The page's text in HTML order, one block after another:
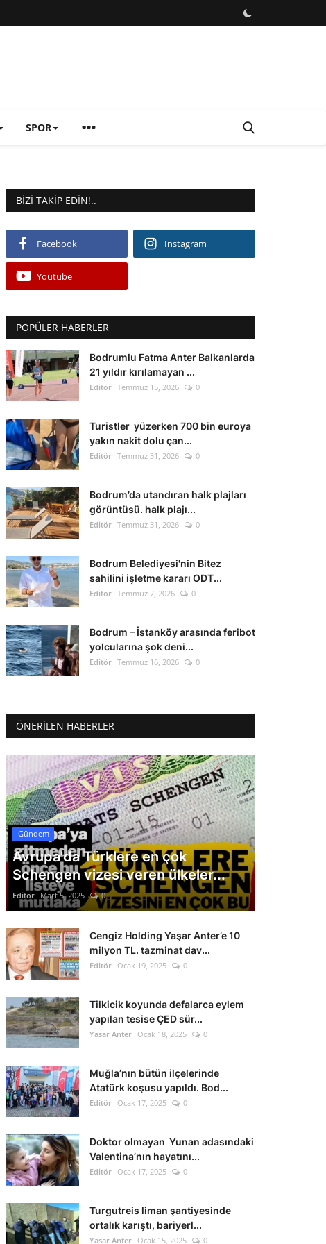
SPOR
BIZI TAKIP EDIN!..
Facebook Instagram
Youtube
POPÜLER HABERLER
Bodrumlu Fatma Anter Balkanlarda
21 yıldır kırılamayan ...
Editör Temmuz 15, 2026 0
Turistler yüzerken 700 bin euroya
yakın nakit dolu çan...
Editör Temmuz 31, 2026 0
Bodrum’da utandıran halk plajları
görüntüsü. halk plajı...
Editör Temmuz 31, 2026 0
Bodrum Belediyesi'nin Bitez
sahilini işletme kararı ODT...
Editör Temmuz 7, 2026 0
Bodrum – İstanköy arasında feribot
yolcularına şok deni...
Editör Temmuz 16, 2026 0
ÖNERILEN HABERLER
Gündem
Avrupa'da Türklere en çok
Schengen vizesi veren ülkeler...
Editör Mart 5, 2025 0
Cengiz Holding Yaşar Anter’e 10
milyon TL. tazminat dav...
Editör Ocak 19, 2025 0
Tilkicik koyunda defalarca eylem
yapılan tesise ÇED sür...
Yasar Anter Ocak 18, 2025 0
Muğla’nın bütün ilçelerinde
Atatürk koşusu yapıldı. Bod...
Editör Ocak 17, 2025 0
Doktor olmayan Yunan adasındaki
Valentina’nın hayatını...
Editör Ocak 17, 2025 0
Turgutreis liman şantiyesinde
ortalık karıştı, bariyerl...
Yasar Anter Ocak 15, 2025 0